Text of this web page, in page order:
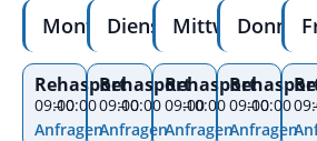
Montag
Rehasport
09:00
–10:00
Anfragen
Dienstag
Rehasport
09:00
–10:00
Anfragen
Mittwoch
Rehasport
09:00
–10:00
Anfragen
09:00
–10:00
Anfragen